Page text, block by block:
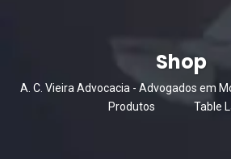
Shop
A. C. Vieira Advocacia - Advogados em
Produtos
Table